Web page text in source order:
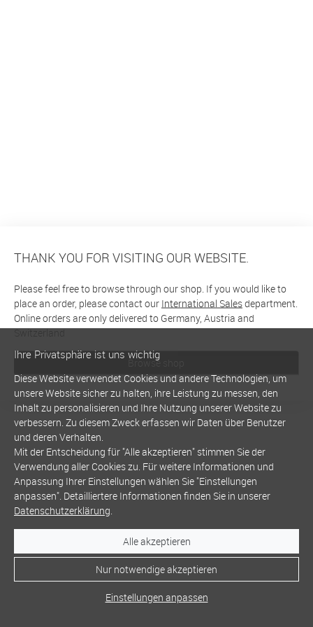
THANK YOU FOR VISITING OUR WEBSITE.
Please feel free to browse through our shop. If you would like to
place an order, please contact our International Salesdepartment.
Online orders are only delivered to Germany, Austria and
Switzerland
Browse shop
Ihre Privatsphäre ist uns wichtig
Diese Website verwendet Cookies und andere Technologien, um
unsere Website sicher zu halten, ihre Leistung zu messen, den
Inhalt zu personalisieren und Ihre Nutzung unserer Website zu
verbessern. Zu diesem Zweck erfassen wir Daten über Benutzer
und deren Verhalten.
Mit der Entscheidung für "Alle akzeptieren" stimmen Sie der
Verwendung aller Cookies zu. Für weitere Informationen und
Anpassung Ihrer Einstellungen wählen Sie "Einstellungen
anpassen". Detailliertere Informationen finden Sie in unserer
Datenschutzerklärung.
Alle akzeptieren
Nur notwendige akzeptieren
Einstellungen anpassen